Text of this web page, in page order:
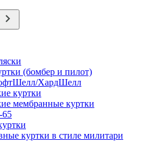
(бомбер и пилот)
ХардШелл
куртки
мембранные куртки
куртки в стиле милитари